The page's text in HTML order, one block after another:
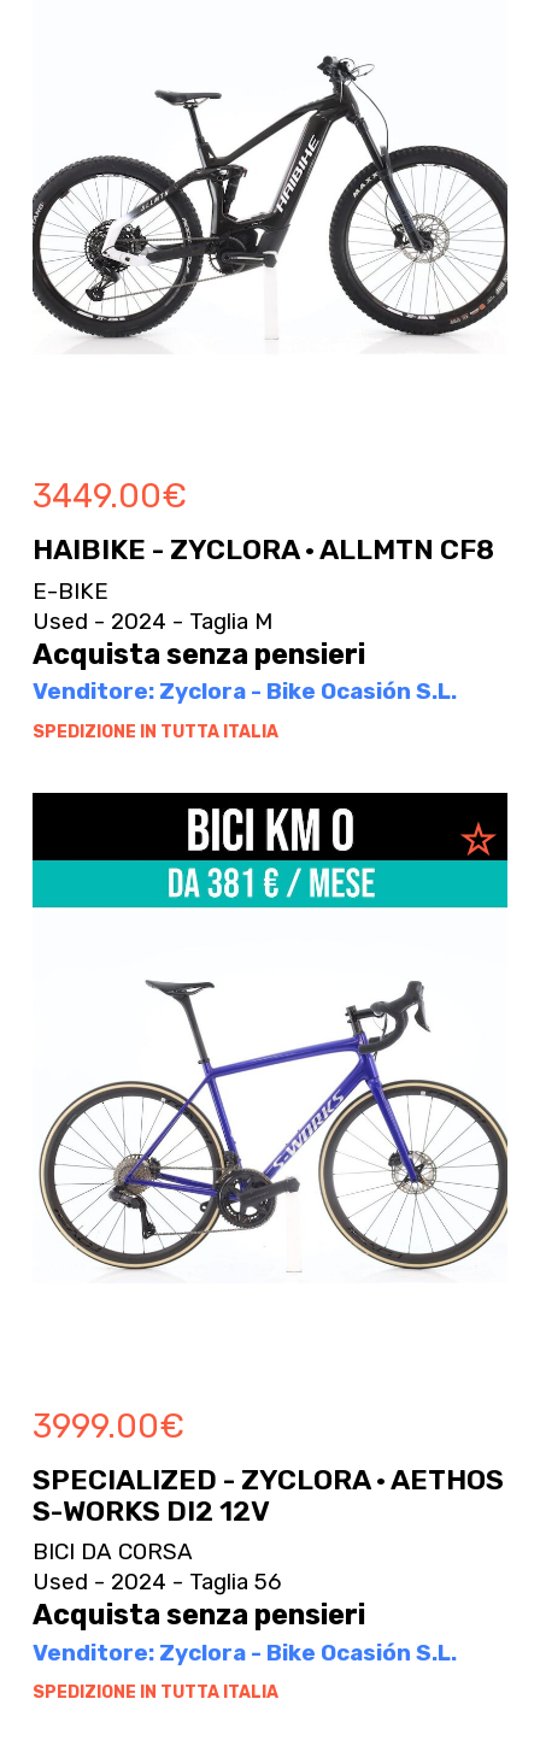
3449.00€
HAIBIKE - ZYCLORA · ALLMTN CF8
E-BIKE
Used - 2024 - Taglia M
Acquista senza pensieri
Venditore: Zyclora - Bike Ocasión S.L.
SPEDIZIONE IN TUTTA ITALIA
3999.00€
SPECIALIZED - ZYCLORA · AETHOS
S-WORKS DI2 12V
BICI DA CORSA
Used - 2024 - Taglia 56
Acquista senza pensieri
Venditore: Zyclora - Bike Ocasión S.L.
SPEDIZIONE IN TUTTA ITALIA